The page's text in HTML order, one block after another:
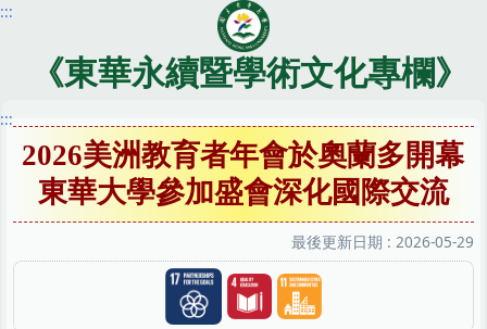
跳
內
區
:::
《東華永續暨學術文化專欄》
:::
2026美洲教育者年會於奧蘭多開幕
東華大學參加盛會深化國際交流
最後更新日期 : 2026-05-29